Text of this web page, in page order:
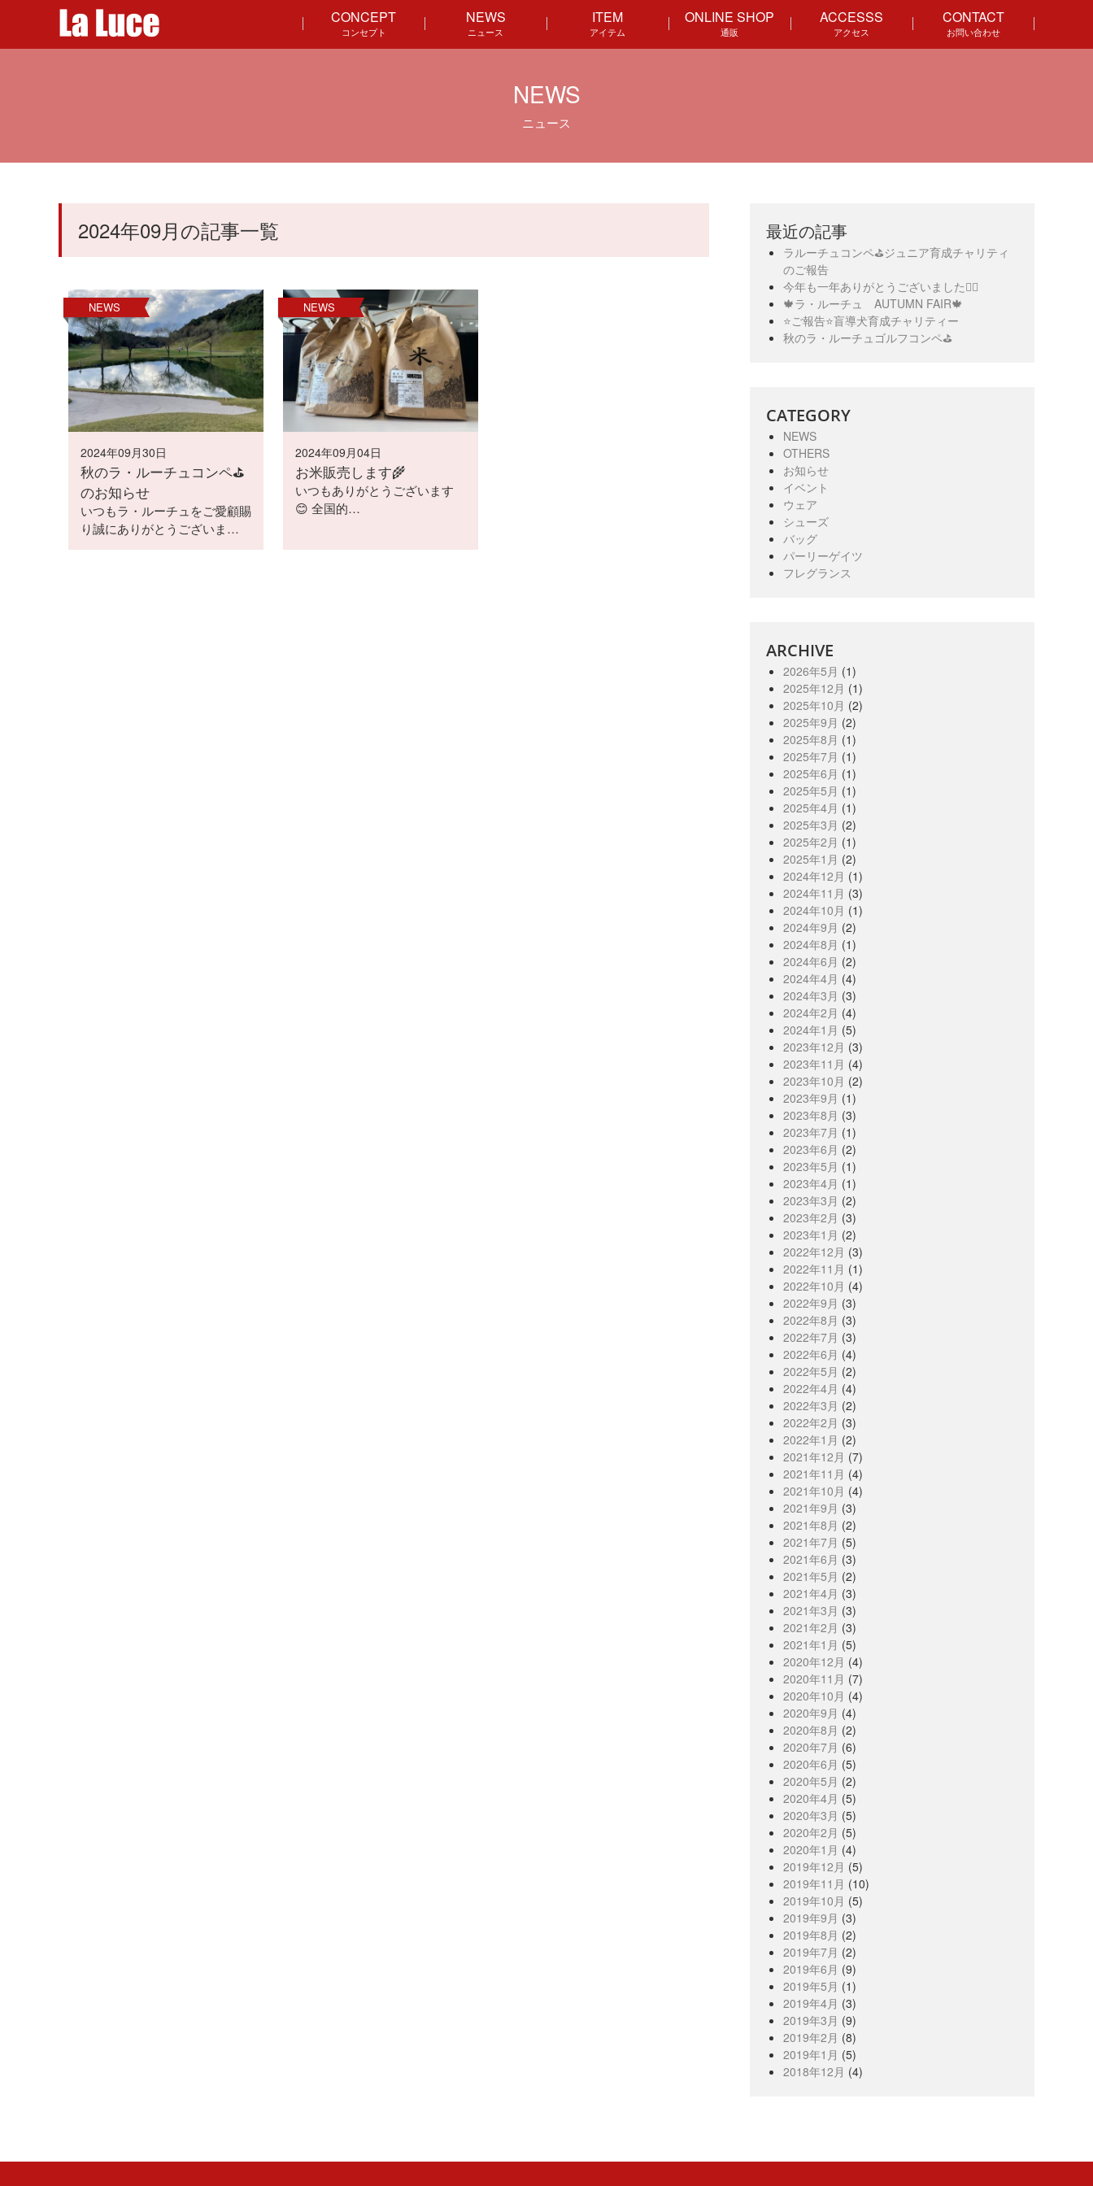
CONCEPT
コンセプト
NEWS
ニュース
ITEM
アイテム
ONLINE SHOP
通販
ACCESSS
アクセス
CONTACT
お問い合わせ
NEWS
ニュース
2024年09月の記事一覧
NEWS
2024年09月30日
秋のラ・ルーチュコンペ⛳️
のお知らせ
いつもラ・ルーチュをご愛顧賜
り誠にありがとうございま…
NEWS
2024年09月04日
お米販売します🌾
いつもありがとうございます
😊 全国的…
最近の記事
ラルーチュコンペ⛳️ジュニア育成チャリティ
のご報告
今年も一年ありがとうございました🙇‍♀️
🍁ラ・ルーチュ AUTUMN FAIR🍁
⭐️ご報告⭐️盲導犬育成チャリティー
秋のラ・ルーチュゴルフコンペ⛳️
CATEGORY
NEWS
OTHERS
お知らせ
イベント
ウェア
シューズ
バッグ
パーリーゲイツ
フレグランス
ARCHIVE
2026年5月 (1)
2025年12月 (1)
2025年10月 (2)
2025年9月 (2)
2025年8月 (1)
2025年7月 (1)
2025年6月 (1)
2025年5月 (1)
2025年4月 (1)
2025年3月 (2)
2025年2月 (1)
2025年1月 (2)
2024年12月 (1)
2024年11月 (3)
2024年10月 (1)
2024年9月 (2)
2024年8月 (1)
2024年6月 (2)
2024年4月 (4)
2024年3月 (3)
2024年2月 (4)
2024年1月 (5)
2023年12月 (3)
2023年11月 (4)
2023年10月 (2)
2023年9月 (1)
2023年8月 (3)
2023年7月 (1)
2023年6月 (2)
2023年5月 (1)
2023年4月 (1)
2023年3月 (2)
2023年2月 (3)
2023年1月 (2)
2022年12月 (3)
2022年11月 (1)
2022年10月 (4)
2022年9月 (3)
2022年8月 (3)
2022年7月 (3)
2022年6月 (4)
2022年5月 (2)
2022年4月 (4)
2022年3月 (2)
2022年2月 (3)
2022年1月 (2)
2021年12月 (7)
2021年11月 (4)
2021年10月 (4)
2021年9月 (3)
2021年8月 (2)
2021年7月 (5)
2021年6月 (3)
2021年5月 (2)
2021年4月 (3)
2021年3月 (3)
2021年2月 (3)
2021年1月 (5)
2020年12月 (4)
2020年11月 (7)
2020年10月 (4)
2020年9月 (4)
2020年8月 (2)
2020年7月 (6)
2020年6月 (5)
2020年5月 (2)
2020年4月 (5)
2020年3月 (5)
2020年2月 (5)
2020年1月 (4)
2019年12月 (5)
2019年11月 (10)
2019年10月 (5)
2019年9月 (3)
2019年8月 (2)
2019年7月 (2)
2019年6月 (9)
2019年5月 (1)
2019年4月 (3)
2019年3月 (9)
2019年2月 (8)
2019年1月 (5)
2018年12月 (4)